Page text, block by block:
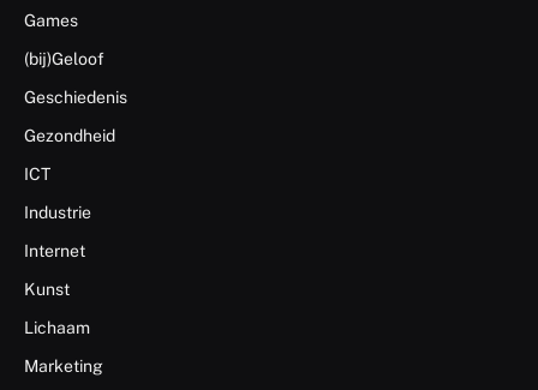
Games
(bij)Geloof
Geschiedenis
Gezondheid
ICT
Industrie
Internet
Kunst
Lichaam
Marketing